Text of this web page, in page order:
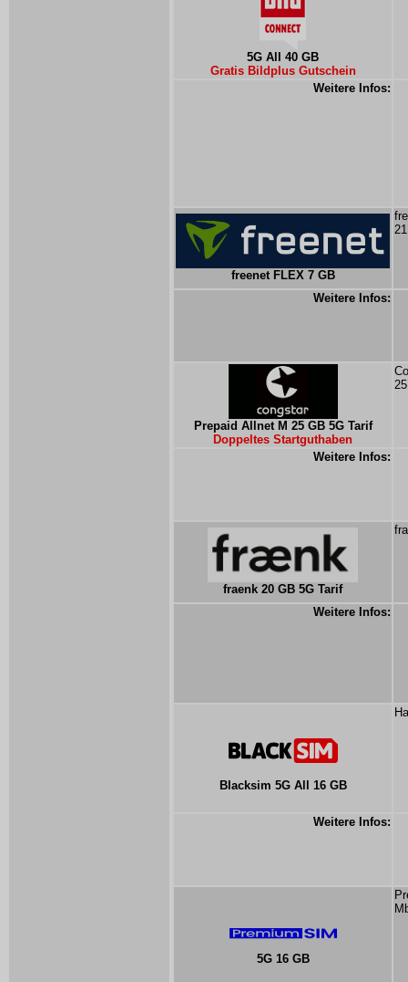
5G All 40 GB
Gratis Bildplus Gutschein
Weitere Infos:
freenet FLEX 7 GB
Weitere Infos:
Prepaid Allnet M 25 GB 5G Tarif
Doppeltes Startguthaben
Weitere Infos:
fraenk 20 GB 5G Tarif
Weitere Infos:
Blacksim 5G All 16 GB
Weitere Infos:
5G 16 GB